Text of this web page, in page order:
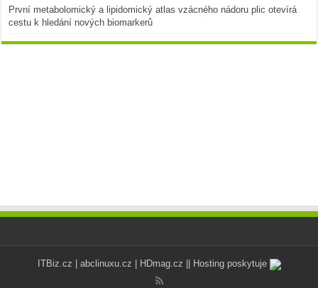
První metabolomický a lipidomický atlas vzácného nádoru plic otevírá
cestu k hledání nových biomarkerů
ITBiz.cz abclinuxu.cz HDmag.cz || Hosting poskytuje